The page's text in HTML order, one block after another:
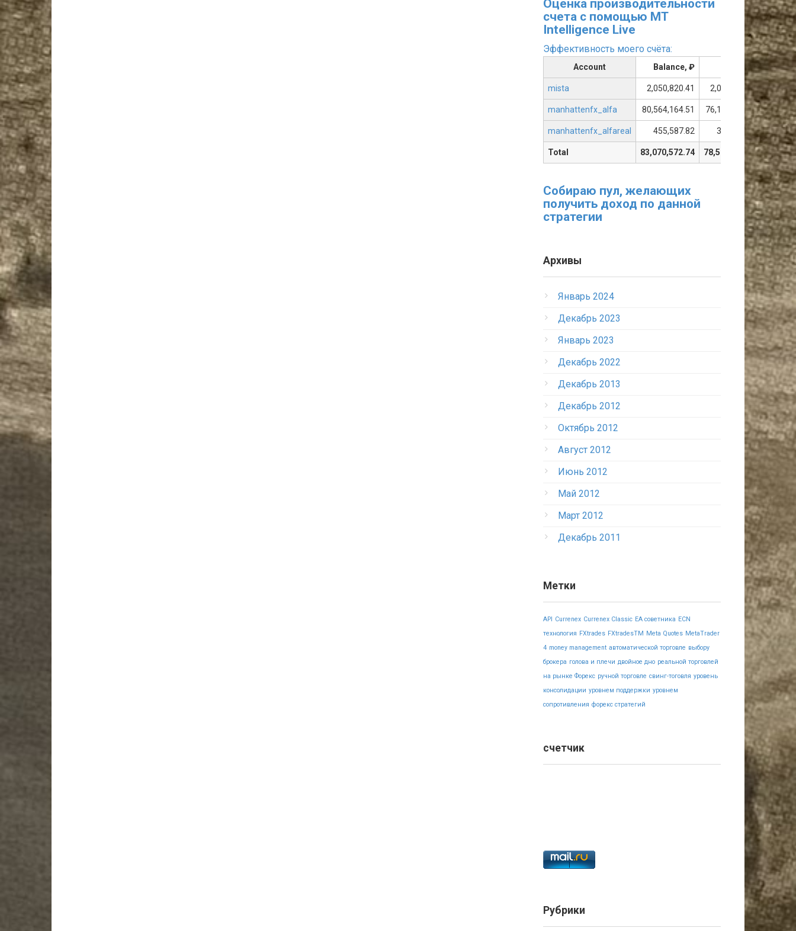
Оценка производительности
счета с помощью MT
Intelligence Live
Эффективность моего счёта:
Account Balance, ₽ Equity, ₽
mista 2,050,820.41 2,050,675.93
manhattenfx_alfa 80,564,164.51 76,169,912.17 -
manhattenfx_alfareal 455,587.82 305,356.74 -
Total 83,070,572.74 78,525,944.84 -
Собираю пул, желающих
получить доход по данной
стратегии
Архивы
Январь 2024
Декабрь 2023
Январь 2023
Декабрь 2022
Декабрь 2013
Декабрь 2012
Октябрь 2012
Август 2012
Июнь 2012
Май 2012
Март 2012
Декабрь 2011
Метки
API Currenex Currenex Classic EA советника ECN
технология FXtrades FXtradesTM Meta Quotes MetaTrader
4 money management автоматической торговле выбору
брокера голова и плечи двойное дно реальной торговлей
на рынке Форекс ручной торговле свинг-тоговля уровень
консолидации уровнем поддержки уровнем
сопротивления форекс стратегий
счетчик
Рубрики